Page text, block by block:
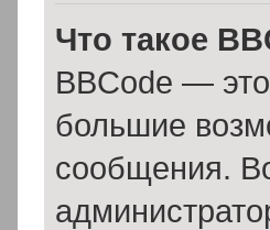
Что такое
BBCode —
большие
сообщения.